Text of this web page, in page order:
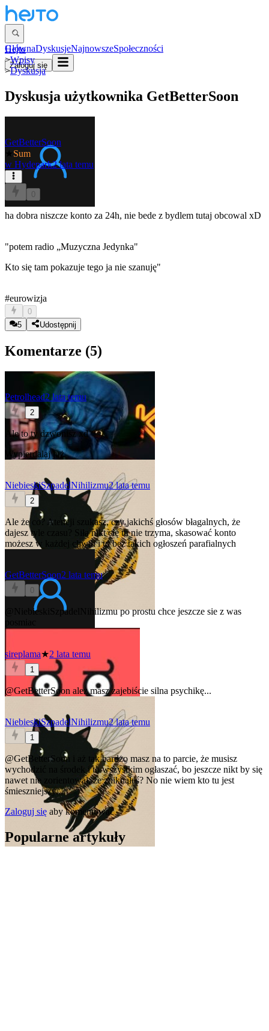
GłównaDyskusjeNajnowszeSpołeczności
Zaloguj się
Hejto
>Wpisy
>Dyskusja
Dyskusja użytkownika GetBetterSoon
GetBetterSoon
Sum
w Hydepark2 lata temu
0
ha dobra niszcze konto za 24h, nie bede z bydlem tutaj obcowal xD
"potem radio „Muzyczna Jedynka"
Kto się tam pokazuje tego ja nie szanuję"
#eurowizja
0
5
Udostępnij
Komentarze (5)
Petrolhead2 lata temu
2
Ale to ty dzwonisz xd
Wypierdalaj już
NiebieskiSzpadelNihilizmu2 lata temu
2
Ale że co? Atencji szukasz, czy jakichś głosów błagalnych, że
dajesz tyle czasu? Siłą nikt cię tu nie trzyma, skasować konto
możesz w każdej chwili i to bez takich ogłoszeń parafialnych
GetBetterSoon2 lata temu
0
@NiebieskiSzpadelNihilizmupo prostu chce jeszcze sie z was
sireplama★2 lata temu
1
@GetBetterSoon ależ masz zajebiście silna psychikę...
NiebieskiSzpadelNihilizmu2 lata temu
1
@GetBetterSoon
i aż tak bardzo masz na to parcie, że musisz
wychodzić na środek i to wszystkim ogłaszać, bo jeszcze nikt by się
nawet nie zorientował, że zniknąłeś? No nie wiem kto tu jest
śmieszniejszy...
Zaloguj się aby komentować
Popularne artykuły